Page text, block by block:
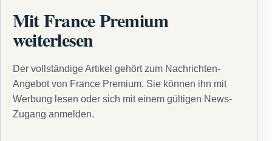
Mit France Premium
weiterlesen
Der vollständige Artikel gehört zum Nachrichten-
Angebot von France Premium. Sie können ihn mit
Werbung lesen oder sich mit einem gültigen News-
Zugang anmelden.